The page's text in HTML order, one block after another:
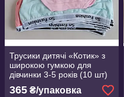
Трусики дитячі «Котик» з
широкою гумкою для
дівчинки 3-5 років (10 шт)
365 ₴/упаковка